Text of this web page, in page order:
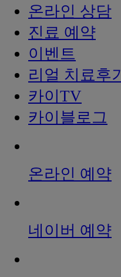
온라인 상담
진료 예약
이벤트
리얼 치료후기
카이TV
카이블로그
온라인 예약
네이버 예약